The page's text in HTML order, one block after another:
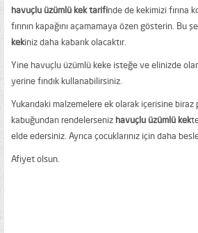
havuçlu üzümlü kek tarifinde de kekimizi fırına
fırının kapağını açamamaya özen gösterin. Bu
kekiniz daha kabarık olacaktır.
Yine havuçlu üzümlü keke isteğe ve elinizde
yerine fındık kullanabilirsiniz.
Yukarıdaki malzemelere ek olarak içerisine
kabuğundan rendelerseniz havuçlu üzümlü kek
elde edersiniz. Ayrıca çocuklarınız için daha
Afiyet olsun.